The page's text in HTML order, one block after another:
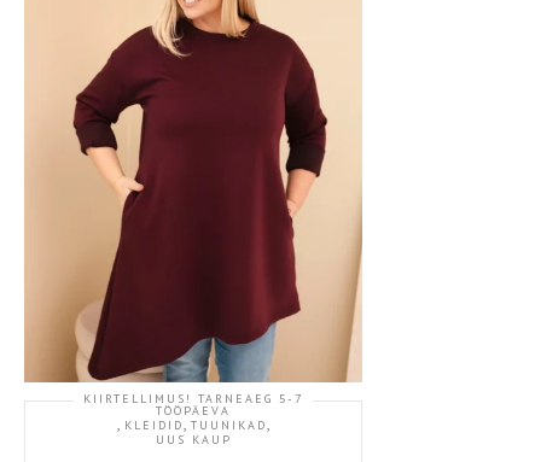
KIIRTELLIMUS! TARNEAEG 5-7
TÖÖPÄEVA
, KLEIDID, TUUNIKAD,
UUS KAUP